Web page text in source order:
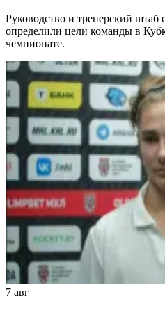
Руководство и тренерский штаб
определили цели команды в
чемпионате.
7 авг